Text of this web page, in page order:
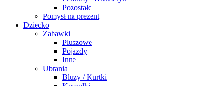
Pozostałe
Pomysł na prezent
Dziecko
Zabawki
Pluszowe
Pojazdy
Inne
Ubrania
Bluzy / Kurtki